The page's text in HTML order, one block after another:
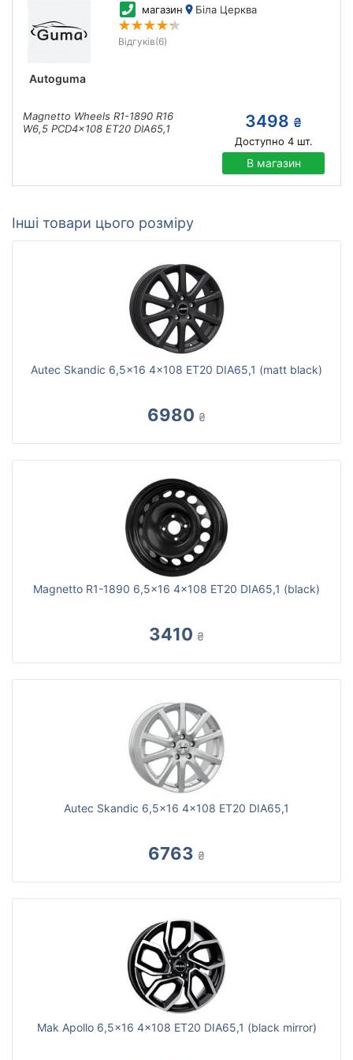
Autoguma
магазин Біла Церква
Відгуків(6)
Magnetto Wheels R1-1890 R16
W6,5 PCD4x108 ET20 DIA65,1
3498 ₴
Доступно 4шт.
В магазин
Інші товари цього розміру
Autec Skandic 6,5x16 4x108 ET20 DIA65,1 (matt black)
6980 ₴
Magnetto R1-1890 6,5x16 4x108 ET20 DIA65,1 (black)
3410 ₴
Autec Skandic 6,5x16 4x108 ET20 DIA65,1
6763 ₴
Mak Apollo 6,5x16 4x108 ET20 DIA65,1 (black mirror)